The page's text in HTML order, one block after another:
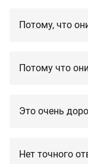
Потому, что
Потому что
Это очень
Нет точного